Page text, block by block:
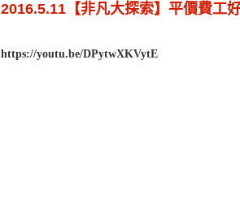
2016.5.11【非凡大探索】平價費工
https://youtu.be/DPytwXKVytE